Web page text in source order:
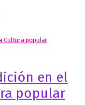
Cultura popular
en el
popular